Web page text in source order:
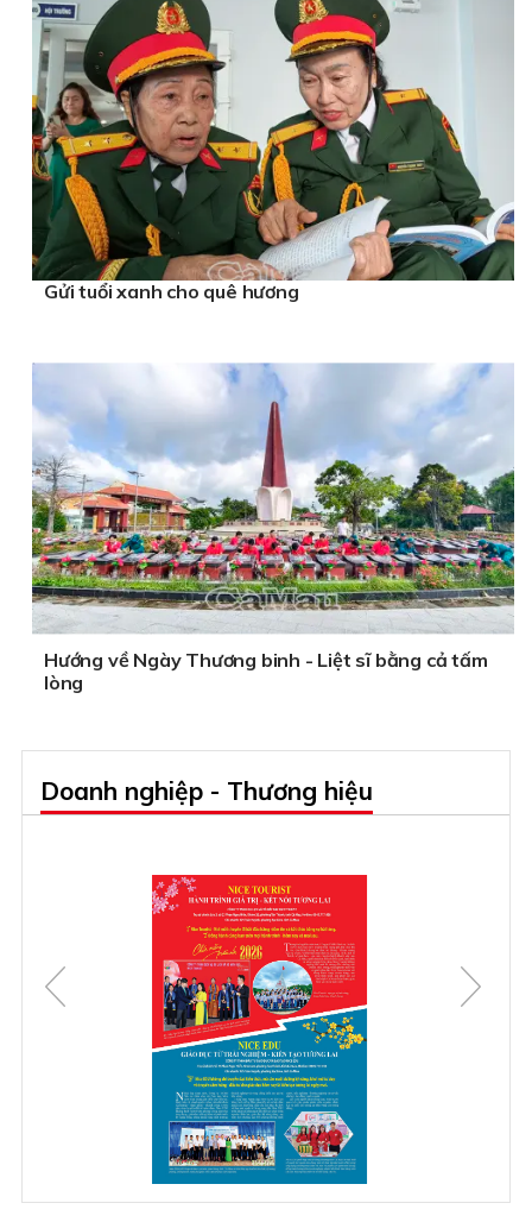
Gửi tuổi xanh cho quê hương
Hướng về Ngày Thương binh - Liệt sĩ bằng cả tấm
lòng
Doanh nghiệp - Thương hiệu